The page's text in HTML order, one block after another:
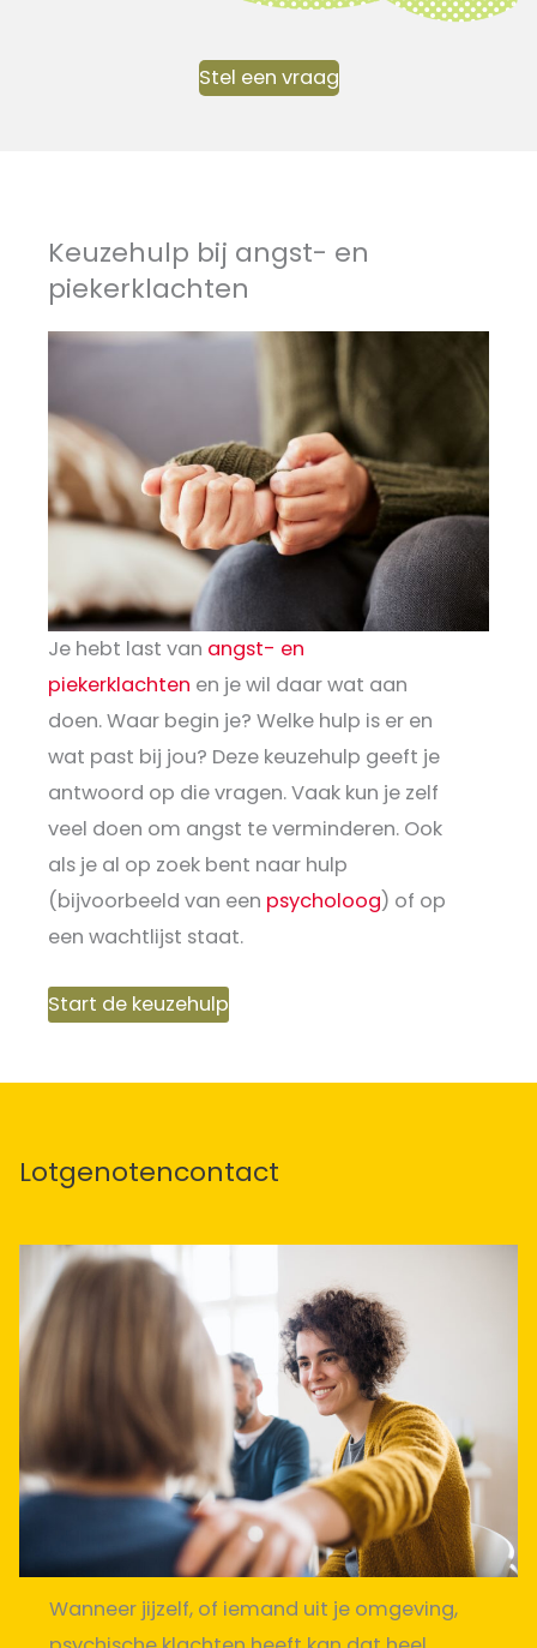
Stel een vraag
Keuzehulp bij angst- en
piekerklachten
Je hebt last van angst- en
piekerklachten en je wil daar wat aan
doen. Waar begin je? Welke hulp is er en
wat past bij jou? Deze keuzehulp geeft je
antwoord op die vragen. Vaak kun je zelf
veel doen om angst te verminderen. Ook
als je al op zoek bent naar hulp
(bijvoorbeeld van een psycholoog) of op
een wachtlijst staat.
Start de keuzehulp
Lotgenotencontact
Wanneer jijzelf, of iemand uit je omgeving,